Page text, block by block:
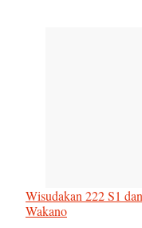
Wisudakan 222 S1
Wakano